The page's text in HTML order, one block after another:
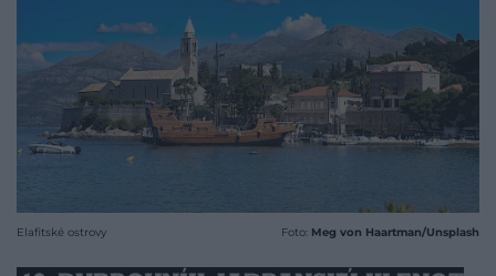
Elafitské ostrovy Foto: Meg von Haartman/Unsplash